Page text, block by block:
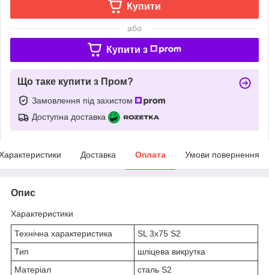
Купити
або
Купити з
Що таке купити з Пром?
Замовлення під захистом
Доступна доставка
Доставка Оплата Умови повернення
Опис
Характеристики
Технічна характеристика
SL 3х75 S2
Тип
шліцева викрутка
Матеріал
сталь S2